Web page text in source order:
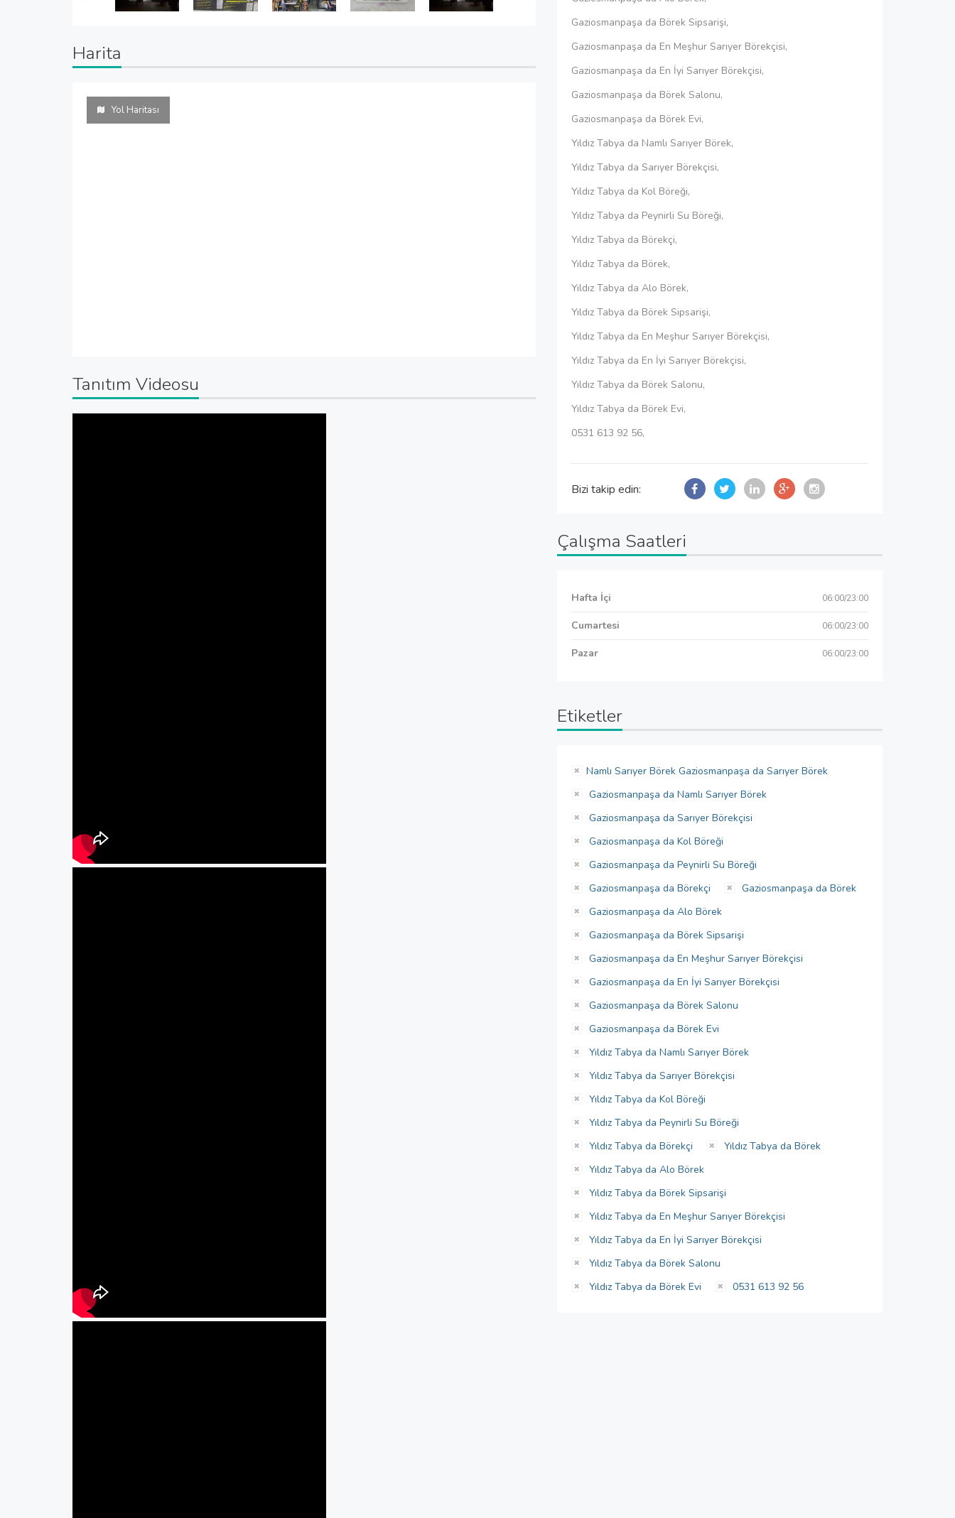
Harita
Yol Haritası
Tanıtım Videosu
Gaziosmanpaşa da Börek Sipsarişi,
Gaziosmanpaşa da En Meşhur Sarıyer Börekçisi,
Gaziosmanpaşa da En İyi Sarıyer Börekçisi,
Gaziosmanpaşa da Börek Salonu,
Gaziosmanpaşa da Börek Evi,
Yıldız Tabya da Namlı Sarıyer Börek,
Yıldız Tabya da Sarıyer Börekçisi,
Yıldız Tabya da Kol Böreği,
Yıldız Tabya da Peynirli Su Böreği,
Yıldız Tabya da Börekçi,
Yıldız Tabya da Börek,
Yıldız Tabya da Alo Börek,
Yıldız Tabya da Börek Sipsarişi,
Yıldız Tabya da En Meşhur Sarıyer Börekçisi,
Yıldız Tabya da En İyi Sarıyer Börekçisi,
Yıldız Tabya da Börek Salonu,
Yıldız Tabya da Börek Evi,
0531 613 92 56,
Bizi takip edin:
Çalışma Saatleri
Hafta İçi 06:00/23:00
Cumartesi 06:00/23:00
Pazar 06:00/23:00
Etiketler
Namlı Sarıyer Börek Gaziosmanpaşa da Sarıyer Börek
Gaziosmanpaşa da Namlı Sarıyer Börek
Gaziosmanpaşa da Sarıyer Börekçisi
Gaziosmanpaşa da Kol Böreği
Gaziosmanpaşa da Peynirli Su Böreği
Gaziosmanpaşa da Börekçi
Gaziosmanpaşa da Börek
Gaziosmanpaşa da Alo Börek
Gaziosmanpaşa da Börek Sipsarişi
Gaziosmanpaşa da En Meşhur Sarıyer Börekçisi
Gaziosmanpaşa da En İyi Sarıyer Börekçisi
Gaziosmanpaşa da Börek Salonu
Gaziosmanpaşa da Börek Evi
Yıldız Tabya da Namlı Sarıyer Börek
Yıldız Tabya da Sarıyer Börekçisi
Yıldız Tabya da Kol Böreği
Yıldız Tabya da Peynirli Su Böreği
Yıldız Tabya da Börekçi
Yıldız Tabya da Börek
Yıldız Tabya da Alo Börek
Yıldız Tabya da Börek Sipsarişi
Yıldız Tabya da En Meşhur Sarıyer Börekçisi
Yıldız Tabya da En İyi Sarıyer Börekçisi
Yıldız Tabya da Börek Salonu
Yıldız Tabya da Börek Evi
0531 613 92 56